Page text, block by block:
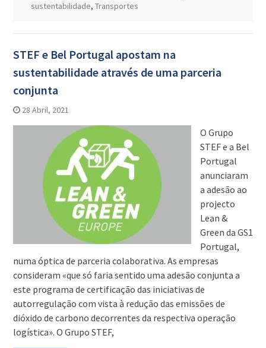
sustentabilidade, Transportes
STEF e Bel Portugal apostam na
sustentabilidade através de uma parceria
conjunta
28 Abril, 2021
O Grupo
STEF e a Bel
Portugal
anunciaram
a adesão ao
projecto
Lean &
Green da GS1
Portugal,
numa óptica de parceria colaborativa. As empresas
consideram «que só faria sentido uma adesão conjunta a
este programa de certificação das iniciativas de
autorregulação com vista à redução das emissões de
dióxido de carbono decorrentes da respectiva operação
logística». O Grupo STEF,